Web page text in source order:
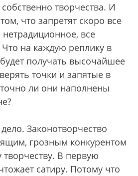
творчества. И
что запретят скоро все
нетрадиционное, все
на каждую реплику в
получать высочайшее
точки и запятые в
ли они наполнены
Законотворчество
грозным конкурентом
В первую
сатиру. Потому что